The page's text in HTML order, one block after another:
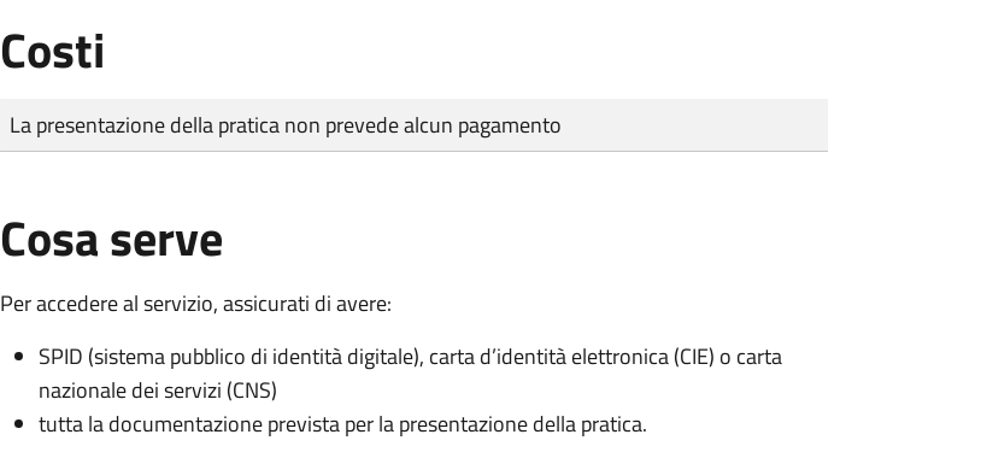
Costi
Tipo di pagamento
Importo
La presentazione della pratica non prevede alcun pagamento
Cosa serve
Per accedere al servizio, assicurati di avere:
SPID (sistema pubblico di identità digitale), carta d’identità elettronica (CIE) o carta
nazionale dei servizi (CNS)
tutta la documentazione prevista per la presentazione della pratica.